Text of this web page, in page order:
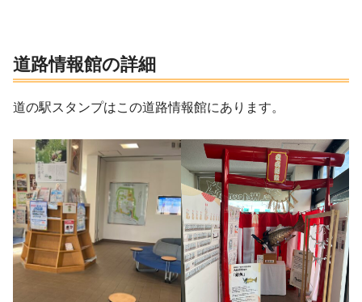
道路情報館の詳細
道の駅スタンプはこの道路情報館にあります。